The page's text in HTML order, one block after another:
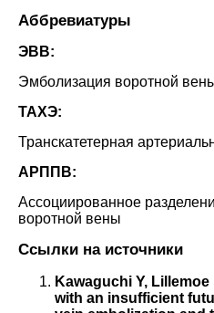
Аббревиатуры
ЭВВ:
Эмболизация воротной
ТАХЭ:
Транскатетерная
АРППВ:
Ассоциированное
воротной вены
Ссылки на источники
Kawaguchi Y,
with an insufficient